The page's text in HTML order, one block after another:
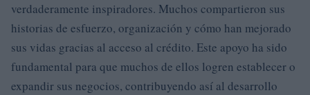
verdaderamente inspiradores. Muchos compartieron sus
historias de esfuerzo, organización y cómo han mejorado
sus vidas gracias al acceso al crédito. Este apoyo ha sido
fundamental para que muchos de ellos logren establecer o
expandir sus negocios, contribuyendo así al desarrollo